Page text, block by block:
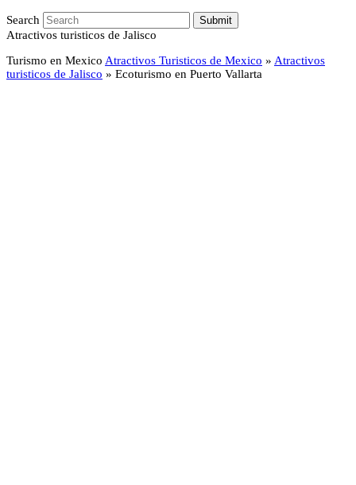
Search Submit
Atractivos turisticos de Jalisco
Turismo en Mexico Atractivos Turisticos de Mexico » Atractivos
turisticos de Jalisco » Ecoturismo en Puerto Vallarta